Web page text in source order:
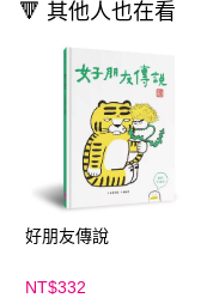
🔻 其他人也在看
好朋友傳說
NT$332